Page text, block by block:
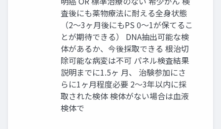
査後にも薬物療法に耐える全身状態
（2〜3ヶ月後にもPS 0〜1が保てるこ
とが期待できる） DNA抽出可能な検
体があるか、今後採取できる 根治切
除可能な病変は不可 パネル検査結果
説明までに1.5ヶ 月、 治験参加にさ
らに1ヶ月程度必要 2〜3年以内に採
取された検体 検体がない場合は血液
検体で